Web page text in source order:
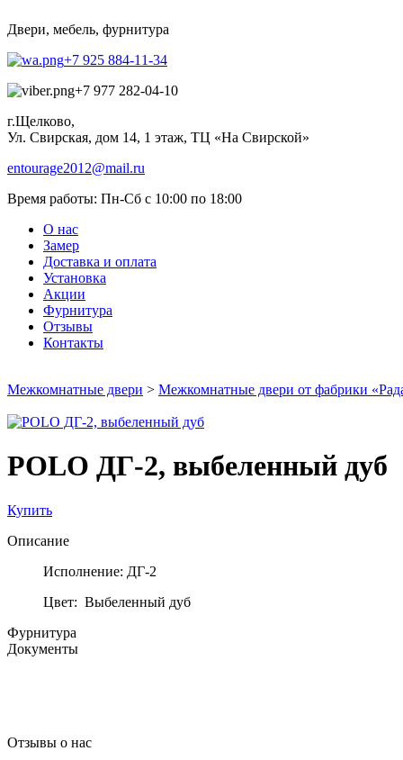
Двери, мебель, фурнитура
+7 925 884-11-34
+7 977 282-04-10
г.Щелково,
Ул. Свирская, дом 14, 1 этаж, ТЦ «На Свирской»
entourage2012@mail.ru
Время работы: Пн-Сб с 10:00 по 18:00
О нас
Замер
Доставка и оплата
Установка
Акции
Фурнитура
Отзывы
Контакты
Межкомнатные двери > Межкомнатные двери от фабрики
POLO ДГ-2, выбеленный дуб
Купить
Описание
Исполнение: ДГ-2
Цвет: Выбеленный дуб
Фурнитура
Документы
Отзывы о нас